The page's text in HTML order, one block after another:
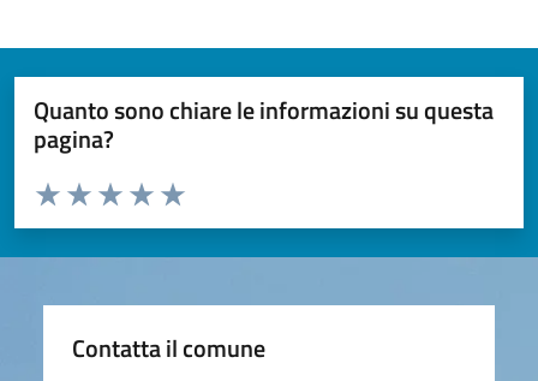
Quanto sono chiare le informazioni su questa
pagina?
Valuta da 1 a 5 stelle la pagina
Valuta 5 stelle su 5
Valuta 4 stelle su 5
Valuta 3 stelle su 5
Valuta 2 stelle su 5
Valuta 1 stelle su 5
Contatta il comune